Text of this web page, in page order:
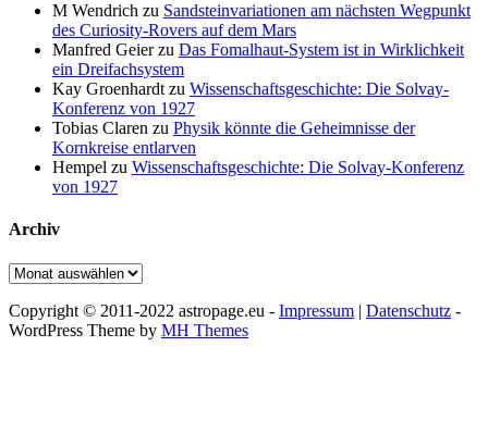
M Wendrich zu Sandsteinvariationen am nächsten Wegpunkt
des Curiosity-Rovers auf dem Mars
Manfred Geierzu Das Fomalhaut-System ist in Wirklichkeit
ein Dreifachsystem
Kay Groenhardt zu Wissenschaftsgeschichte: Die Solvay-
Konferenz von 1927
Tobias Claren zu Physik könnte die Geheimnisse der
Kornkreise entlarven
Hempel zu Wissenschaftsgeschichte: Die Solvay-Konferenz
von 1927
Archiv
Archiv
Copyright © 2011-2022 astropage.eu - Impressum | Datenschutz -
WordPress Theme by MH Themes